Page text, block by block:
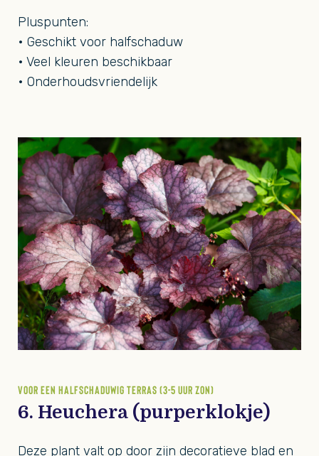
Pluspunten:
• Geschikt voor halfschaduw
• Veel kleuren beschikbaar
• Onderhoudsvriendelijk
VOOR EEN HALFSCHADUWIG TERRAS (3-5 UUR ZON)
6. Heuchera (purperklokje)
Deze plant valt op door zijn decoratieve blad en